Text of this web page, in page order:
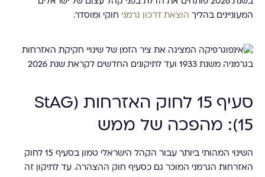
בשנת 2026 פותחים את הדלת בפני קהל עצום של ישראלים
המעוניינים בהליך הוצאת דרכון גרמני חוקי ומוסדר.
סעיף 15 לחוק האזרחות (StAG
15): מהפכה של ממש
השינוי המהותי ביותר עבור הקהל הישראלי טמון בסעיף 15 לחוק
האזרחות הגרמני המוכר גם כסעיף חוק ההצהרה. עד לתיקון זה